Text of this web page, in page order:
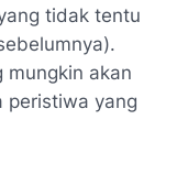
tidak tentu
mungkin akan
peristiwa yang